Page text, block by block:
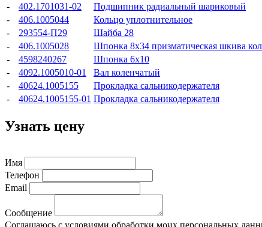
-
402.1701031-02 Подшипник радиальный шариковый
-
406.1005044 Кольцо уплотнительное
-
293554-П29 Шайба 28
-
406.1005028 Шпонка 8x34 призматическая шкива
-
4598240267 Шпонка 6x10
-
4092.1005010-01 Вал коленчатый
-
40624.1005155 Прокладка сальникодержателя
-
40624.1005155-01 Прокладка сальникодержателя
Узнать цену
Имя
Телефон
Email
Сообщение